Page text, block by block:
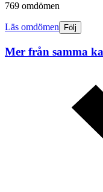
769 omdömen
Läs omdömen Följ
Mer från samma